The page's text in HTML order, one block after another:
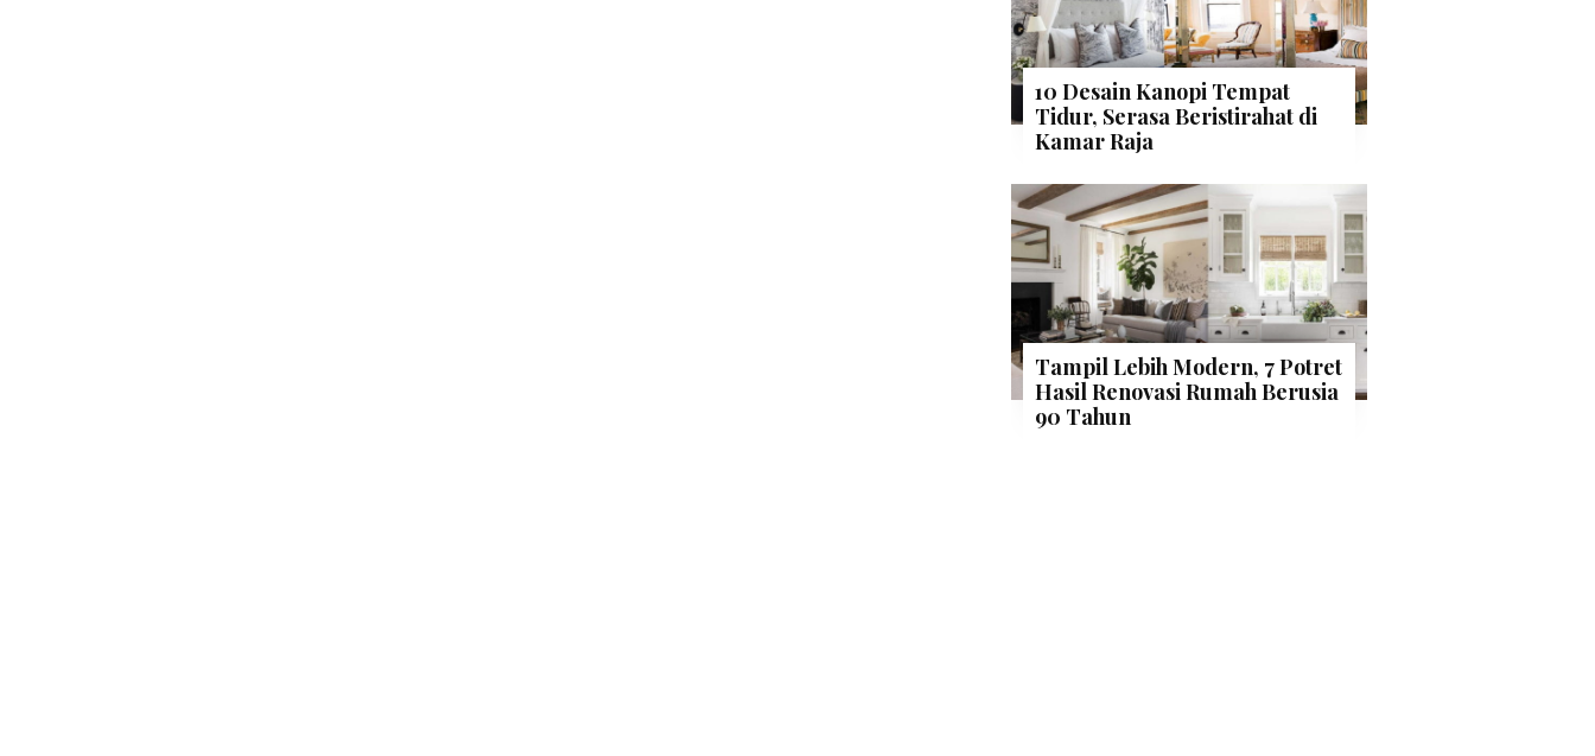
10 Desain Kanopi Tempat
Tidur, Serasa Beristirahat di
Kamar Raja
Tampil Lebih Modern, 7 Potret
Hasil Renovasi Rumah Berusia
90 Tahun